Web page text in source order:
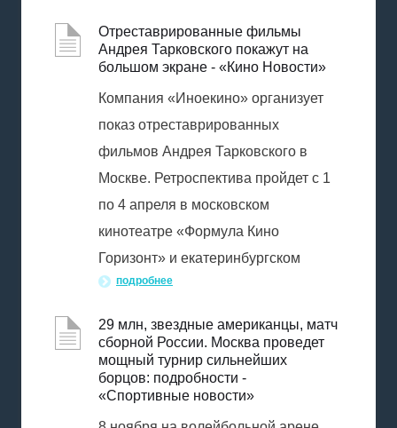
Отреставрированные фильмы
Андрея Тарковского покажут на
большом экране - «Кино Новости»
Компания «Иноекино» организует
показ отреставрированных
фильмов Андрея Тарковского в
Москве. Ретроспектива пройдет с 1
по 4 апреля в московском
кинотеатре «Формула Кино
Горизонт» и екатеринбургском
подробнее
29 млн, звездные американцы, матч
сборной России. Москва проведет
мощный турнир сильнейших
борцов: подробности -
«Спортивные новости»